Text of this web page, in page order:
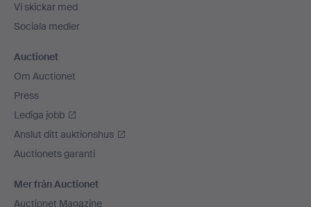
Vi skickar med
Sociala medier
Auctionet
Om Auctionet
Press
Lediga jobb
Anslut ditt auktionshus
Auctionets garanti
Mer från Auctionet
Auctionet Magazine